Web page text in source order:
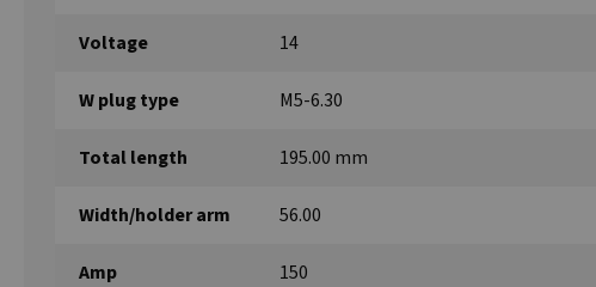
Voltage 14
W plug type M5-6.30
Total length 195.00 mm
Width/holder arm 56.00
Amp 150